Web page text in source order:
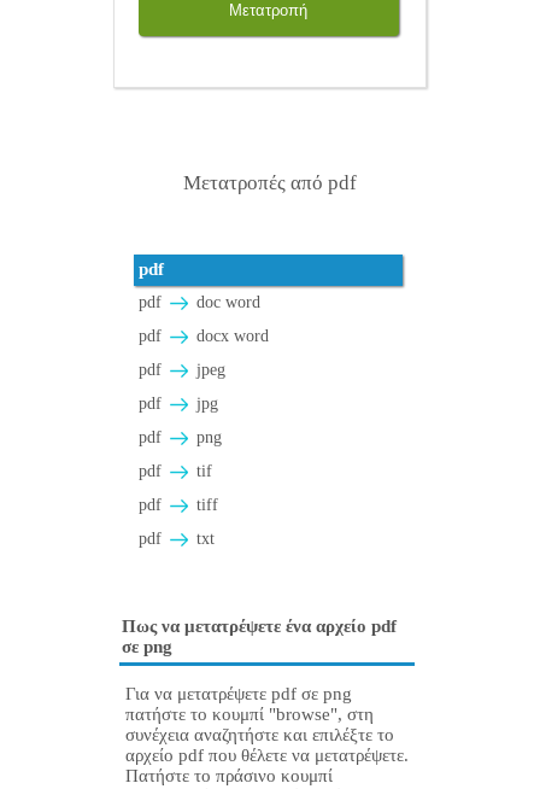
Μετατροπή
Μετατροπές από pdf
pdf
pdf
doc word
pdf
docx word
pdf
jpeg
pdf
jpg
pdf
png
pdf
tif
pdf
tiff
pdf
txt
Πως να μετατρέψετε ένα αρχείο pdf
σε png
Για να μετατρέψετε pdf σε png
πατήστε το κουμπί "browse", στη
συνέχεια αναζητήστε και επιλέξτε το
αρχείο pdf που θέλετε να μετατρέψετε.
Πατήστε το πράσινο κουμπί